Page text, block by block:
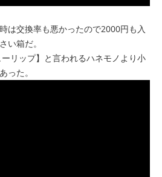
は交換率も悪かったので2000円も入
い箱だ。
リップ】と言われるハネモノより小
った。